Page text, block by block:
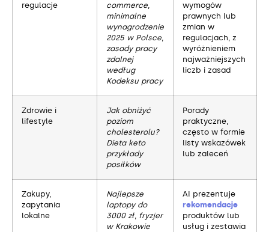
regulacje
commerce,
minimalne
wynagrodzenie
2025 w Polsce,
zasady pracy
zdalnej
według
Kodeksu pracy
wymogów
prawnych lub
zmian w
regulacjach, z
wyróżnieniem
najważniejszych
liczb i zasad
Zdrowie i
lifestyle
Jak obniżyć
poziom
cholesterolu?
Dieta keto
przykłady
posiłków
Porady
praktyczne,
często w formie
listy wskazówek
lub zaleceń
Zakupy,
zapytania
lokalne
Najlepsze
laptopy do
3000 zł, fryzjer
w Krakowie
AI prezentuje
rekomendacje
produktów lub
usług i zestawia